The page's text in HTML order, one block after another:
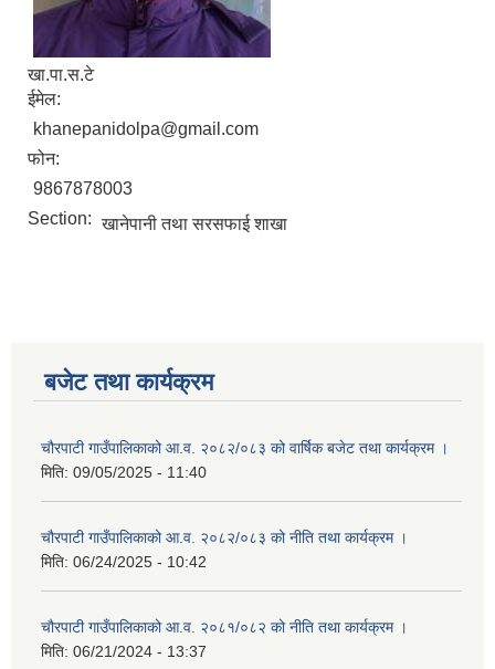
खा.पा.स.टे
ईमेल:
khanepanidolpa@gmail.com
फोन:
9867878003
Section: खानेपानी तथा सरसफाई शाखा
बजेट तथा कार्यक्रम
चौरपाटी गाउँपालिकाको आ.व. २०८२/०८३ को वार्षिक बजेट तथा कार्यक्रम ।
मिति: 09/05/2025 - 11:40
चौरपाटी गाउँपालिकाको आ.व. २०८२/०८३ को नीति तथा कार्यक्रम ।
मिति: 06/24/2025 - 10:42
चौरपाटी गाउँपालिकाको आ.व. २०८१/०८२ को नीति तथा कार्यक्रम ।
मिति: 06/21/2024 - 13:37